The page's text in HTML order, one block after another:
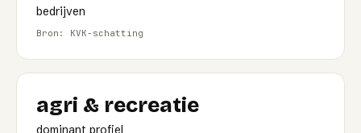
bedrijven
Bron: KVK-schatting
agri & recreatie
dominant profiel